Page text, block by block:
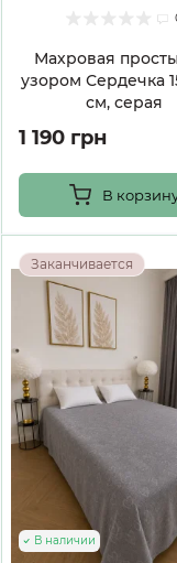
Махровая
узором Сердечка
см, серая
1 190 грн
В
Заканчивается
В наличии